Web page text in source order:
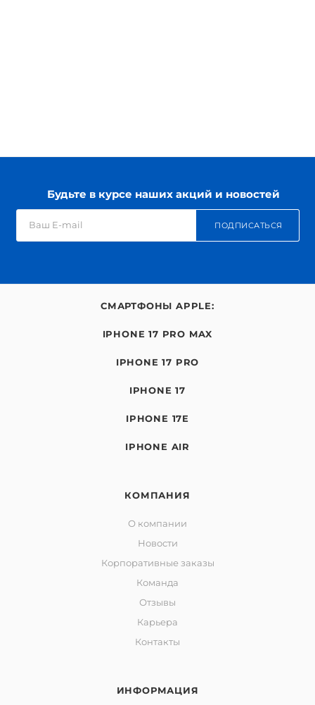
Будьте в курсе наших акций и новостей
ПОДПИСАТЬСЯ
СМАРТФОНЫ APPLE:
IPHONE 17 PRO MAX
IPHONE 17 PRO
IPHONE 17
IPHONE 17E
IPHONE AIR
КОМПАНИЯ
О компании
Новости
Корпоративные заказы
Команда
Отзывы
Карьера
Контакты
ИНФОРМАЦИЯ